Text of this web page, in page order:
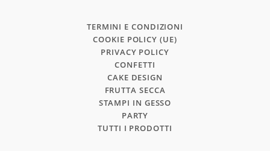
TERMINI E CONDIZIONI
COOKIE POLICY (UE)
PRIVACY POLICY
CONFETTI
CAKE DESIGN
FRUTTA SECCA
STAMPI IN GESSO
PARTY
TUTTI I PRODOTTI